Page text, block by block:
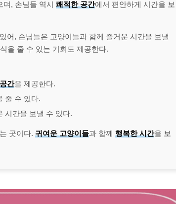
며, 손님들 역시 쾌적한 공간에서 편안하게 시간을 보
어, 손님들은 고양이들과 함께 즐거운 시간을 보낼
을 줄 수 있는 기회도 제공한다.
간을 제공한다.
줄 수 있다.
시간을 보낼 수 있다.
곳이다. 귀여운 고양이들과 함께 행복한 시간을 보